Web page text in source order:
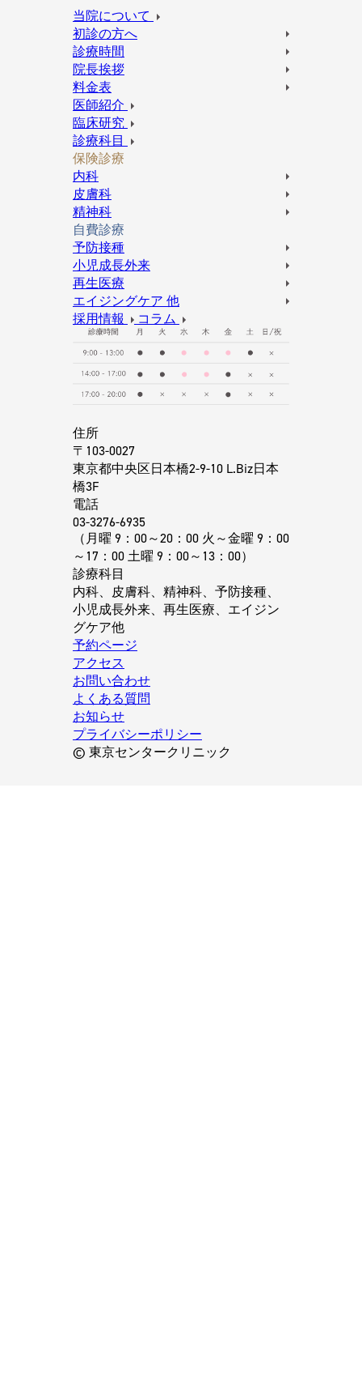
当院について
初診の方へ
診療時間
院長挨拶
料金表
医師紹介
臨床研究
診療科目
保険診療
内科
皮膚科
精神科
自費診療
予防接種
小児成長外来
再生医療
エイジングケア 他
採用情報
コラム
住所
〒103-0027
東京都中央区日本橋2-9-10 L.Biz日本
橋3F
電話
03-3276-6935
（月曜 9：00～20：00 火～金曜 9：00
～17：00 土曜 9：00～13：00）
診療科目
内科、皮膚科、精神科、予防接種、
小児成長外来、再生医療、エイジン
グケア他
予約ページ
アクセス
お問い合わせ
よくある質問
お知らせ
プライバシーポリシー
© 東京センタークリニック